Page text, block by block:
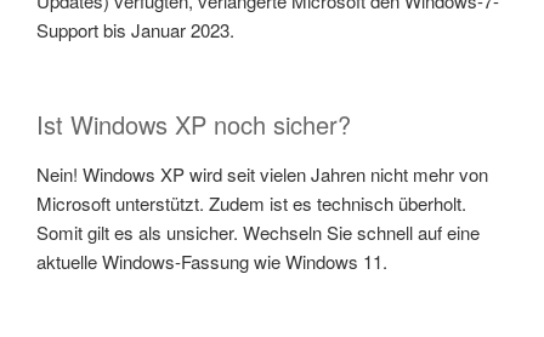
Support bis Januar 2023.
Ist Windows XP noch sicher?
Nein! Windows XP wird seit vielen Jahren nicht mehr von
Microsoft unterstützt. Zudem ist es technisch überholt.
Somit gilt es als unsicher. Wechseln Sie schnell auf eine
aktuelle Windows-Fassung wie Windows 11.